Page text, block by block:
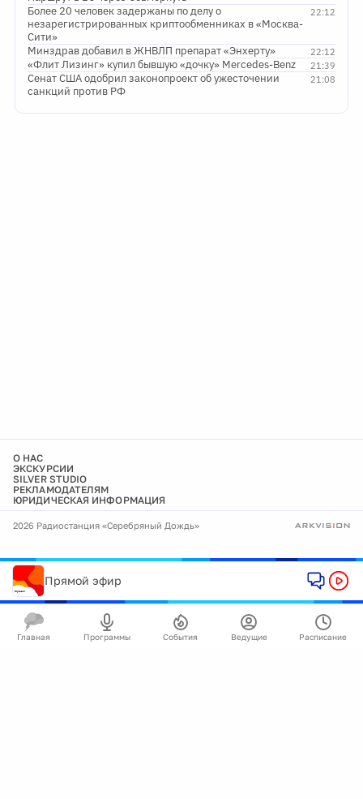
22:12
Более 20 человек задержаны по делу о
незарегистрированных криптообменниках в «Москва-
Сити»
22:12
Минздрав добавил в ЖНВЛП препарат «Энхерту»
21:39
«Флит Лизинг» купил бывшую «дочку» Mercedes-Benz
21:08
Сенат США одобрил законопроект об ужесточении
санкций против РФ
О НАС
ЭКСКУРСИИ
SILVER STUDIO
РЕКЛАМОДАТЕЛЯМ
ЮРИДИЧЕСКАЯ ИНФОРМАЦИЯ
2026 Радиостанция «Серебряный Дождь»
Прямой эфир
Главная Программы События Ведущие Расписание